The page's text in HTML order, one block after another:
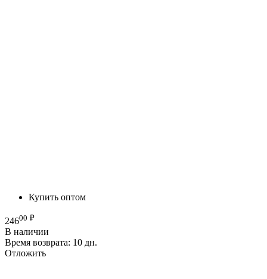
Купить оптом
24600 ₽
В наличии
Время возврата: 10 дн.
Отложить